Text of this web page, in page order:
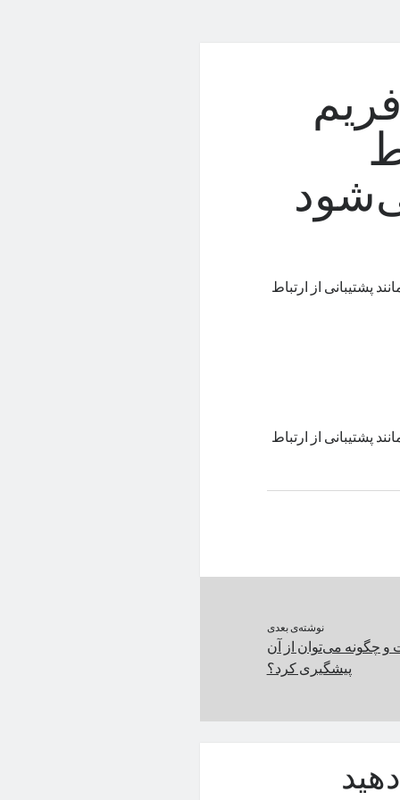
با فریم
پشتیبانی از ارتباط
پشتیبانی از ارتباط
نوشته‌ی بعدی
چگونه می‌توان از آن
پیشگیری کرد؟